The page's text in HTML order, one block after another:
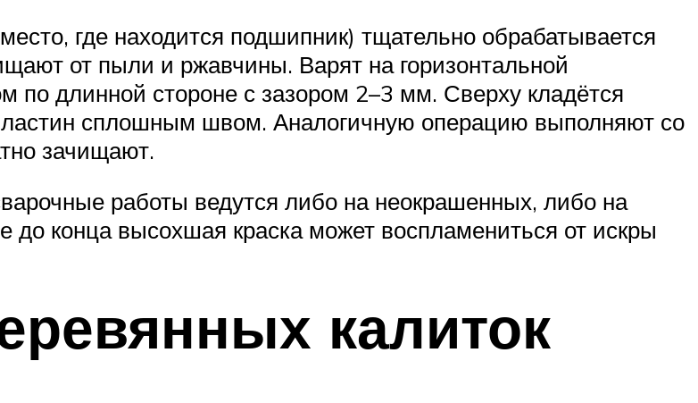
где находится подшипник) тщательно обрабатывается
от пыли и ржавчины. Варят на горизонтальной
по длинной стороне с зазором 2–3 мм. Сверху кладётся
сплошным швом. Аналогичную операцию выполняют со
зачищают.
работы ведутся либо на неокрашенных, либо на
конца высохшая краска может воспламениться от искры
калиток